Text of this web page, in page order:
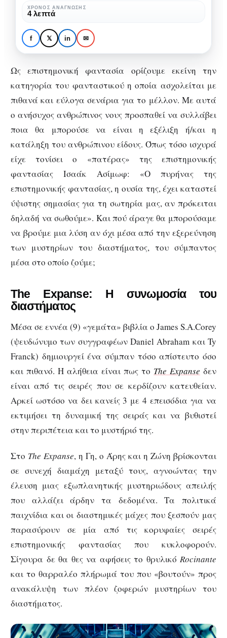
Τα μυστήρια του
διαστήματος μέσα από
σειρές επιστημονικής
φαντασίας που θα
λατρέψεις
μέσα
από
σειρές
επιστημονικής
που
θα
λατρέψεις
ΧΡΌΝΟΣ ΑΝΆΓΝΩΣΗΣ
4 λεπτά
f 𝕏 in ✉
Ως επιστημονική φαντασία ορίζουμε εκείνη την
κατηγορία του φανταστικού η οποία ασχολείται με
πιθανά και εύλογα σενάρια για το μέλλον. Με αυτά
ο ανήσυχος ανθρώπινος νους προσπαθεί να συλλάβει
ποια θα μπορούσε να είναι η εξέλιξη ή/και η
κατάληξη του ανθρώπινου είδους. Όπως τόσο ισχυρά
είχε τονίσει ο «πατέρας» της επιστημονικής
φαντασίας Ισαάκ Ασίμωφ: «Ο πυρήνας της
επιστημονικής φαντασίας, η ουσία της, έχει καταστεί
ύψιστης σημασίας για τη σωτηρία μας, αν πρόκειται
δηλαδή να σωθούμε». Και πού άραγε θα μπορούσαμε
να βρούμε μια λύση αν όχι μέσα από την εξερεύνηση
των μυστηρίων του διαστήματος, του σύμπαντος
μέσα στο οποίο ζούμε;
The Expanse: Η συνωμοσία του
διαστήματος
Μέσα σε εννέα (9) «γεμάτα» βιβλία ο James S.A.Corey
(ψευδώνυμο των συγγραφέων Daniel Abraham και Ty
Franck) δημιουργεί ένα σύμπαν τόσο απίστευτο όσο
και πιθανό. Η αλήθεια είναι πως το The Expanse δεν
είναι από τις σειρές που σε κερδίζουν κατευθείαν.
Αρκεί ωστόσο να δει κανείς 3 με 4 επεισόδια για να
εκτιμήσει τη δυναμική της σειράς και να βυθιστεί
στην περιπέτεια και το μυστήριό της.
Στο The Expanse, η Γη, ο Άρης και η Ζώνη βρίσκονται
σε συνεχή διαμάχη μεταξύ τους, αγνοώντας την
έλευση μιας εξωπλανητικής μυστηριώδους απειλής
που αλλάζει άρδην τα δεδομένα. Τα πολιτικά
παιχνίδια και οι διαστημικές μάχες που ξεσπούν μας
παρασύρουν σε μία από τις κορυφαίες σειρές
επιστημονικής φαντασίας που κυκλοφορούν.
Σίγουρα δε θα θες να αφήσεις το θρυλικό Rocinante
και το θαρραλέο πλήρωμά του που «βουτούν» προς
ανακάλυψη των πλέον ζοφερών μυστηρίων του
διαστήματος.